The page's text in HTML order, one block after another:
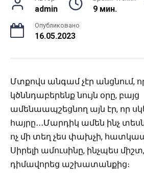
admin 9 мин.
Опубликовано
16.05.2023
Մտքովս անգամ չէր անցնում,
կծննդաբերենք նույն օրը, բայց
ամենաապշեցնող այն էր, որ
հայրը․․․Մարդիկ ամեն ինչ
ոչ մի տեղ չես փախչի,
Սիրելի ամուսինը, ինչպես
դիմավորեց աշխատանքից։